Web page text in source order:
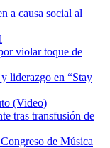
a causa social al
violar toque de
liderazgo en “Stay
(Video)
tras transfusión de
de Música